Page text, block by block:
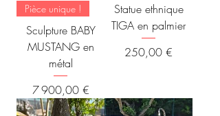
Pièce unique !
Sculpture BABY
MUSTANG en
métal
Prix
7 900,00 €
Statue ethnique
TIGA en palmier
Prix
250,00 €